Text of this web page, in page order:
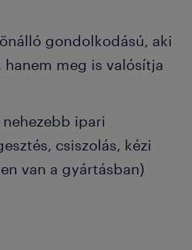
gondolkodású, aki
hanem meg is valósítja
ipari
csiszolás, kézi
van a gyártásban)